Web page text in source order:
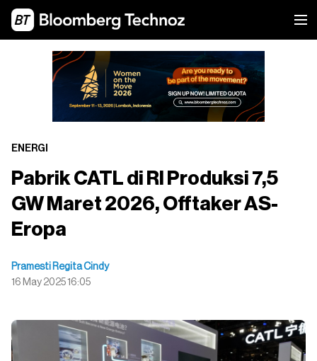
ENERGI
Pabrik CATL di RI Produksi 7,5
GW Maret 2026, Offtaker AS-
Eropa
Pramesti Regita Cindy
16 May 2025 16:05